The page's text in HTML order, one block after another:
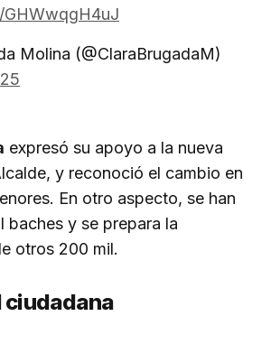
Molina (@ClaraBrugadaM)
expresó su apoyo a la nueva
y reconoció el cambio en
En otro aspecto, se han
baches y se prepara la
otros 200 mil.
ciudadana